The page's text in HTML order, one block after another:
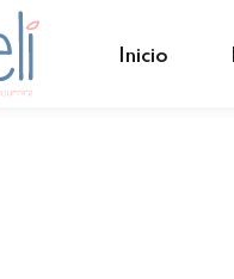
Inicio